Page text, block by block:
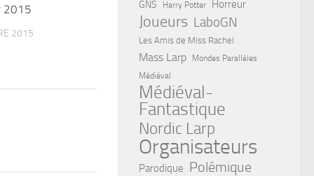
2015
2015
GNS Harry Potter Horreur
Joueurs LaboGN
Les Amis de Miss Rachel
Mass Larp
Mondes Parallèles
Médiéval
Médiéval-
Fantastique
Nordic Larp
Organisateurs
Parodique Polémique